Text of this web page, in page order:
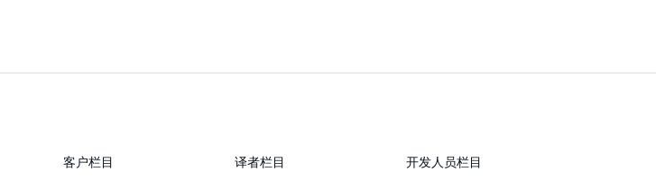
客户栏目 译者栏目 开发人员栏目